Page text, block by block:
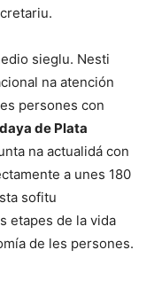
sieglu. Nesti
na atención
persones con
de Plata
na actualidá con
a unes 180
sofitu
etapes de la vida
de les persones.